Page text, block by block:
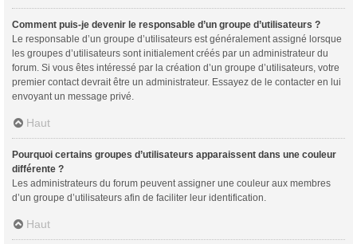
Comment puis-je devenir le responsable d’un groupe d’utilisateurs ?
Le responsable d’un groupe d’utilisateurs est généralement assigné lorsque
les groupes d’utilisateurs sont initialement créés par un administrateur du
forum. Si vous êtes intéressé par la création d’un groupe d’utilisateurs, votre
premier contact devrait être un administrateur. Essayez de le contacter en lui
envoyant un message privé.
Haut
Pourquoi certains groupes d’utilisateurs apparaissent dans une couleur
différente ?
Les administrateurs du forum peuvent assigner une couleur aux membres
d’un groupe d’utilisateurs afin de faciliter leur identification.
Haut